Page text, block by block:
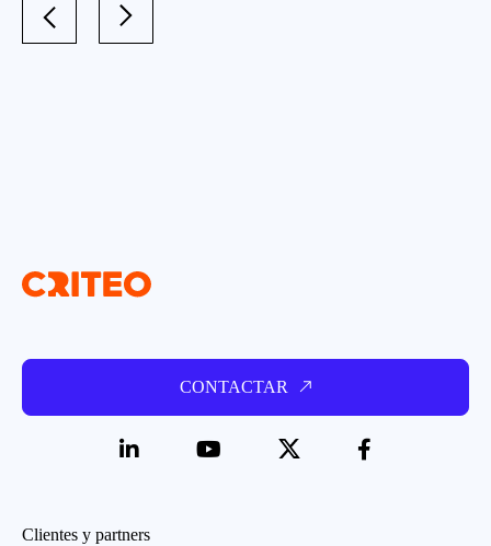
CONTACTAR
Clientes y partners